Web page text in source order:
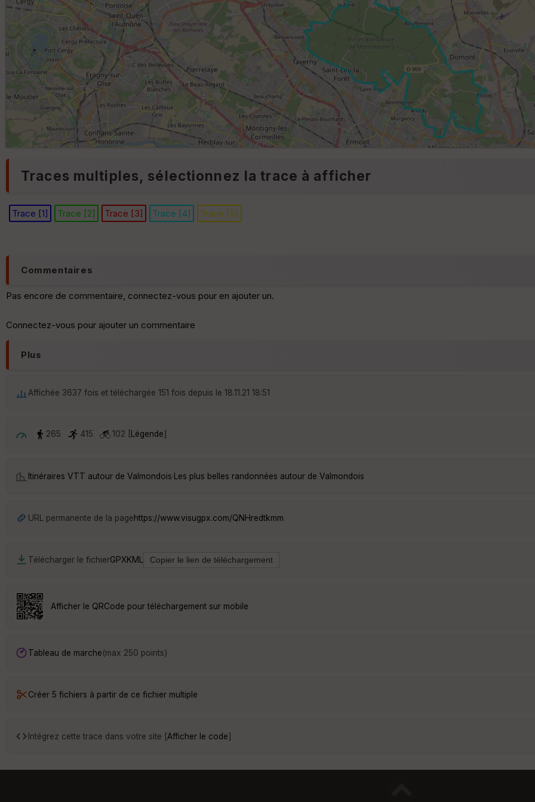
Traces multiples, sélectionnez la trace à afficher
Trace [1] Trace [2] Trace [3] Trace [4] Trace [5]
Commentaires
Pas encore de commentaire, connectez-vous pour en ajouter un.
Connectez-vous pour ajouter un commentaire
Plus
Affichée 3637 fois et téléchargée 151 fois depuis le 18.11.21 18:51
265 415 102 [ Légende]
Itinéraires VTT autour de Valmondois· Les plus belles randonnées autour de Valmondois
URL permanente de la pagehttps://www.visugpx.com/QNHredtkmm
Télécharger le fichierGPXKML
Afficher le QRCode pour téléchargement sur mobile
Tableau de marche(max 250 points)
Créer 5 fichiers à partir de ce fichier multiple
Intégrez cette trace dans votre site [Afficher le code]